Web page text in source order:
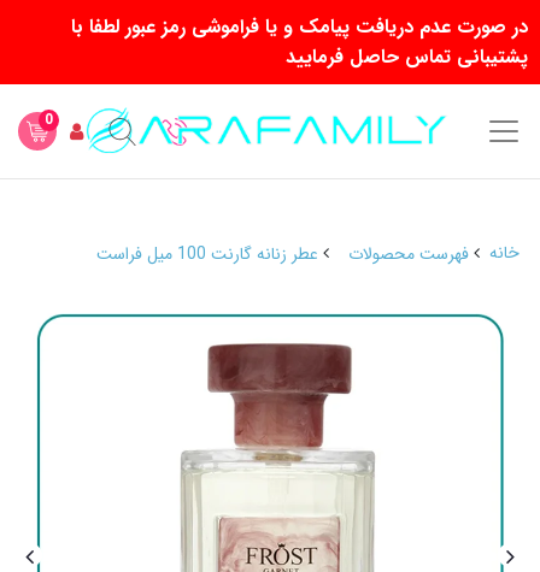
در صورت عدم دریافت پیامک و یا فراموشی رمز عبور لطفا با
پشتیبانی تماس حاصل فرمایید
0
خانه فهرست محصولات عطر زنانه گارنت 100 میل فراست